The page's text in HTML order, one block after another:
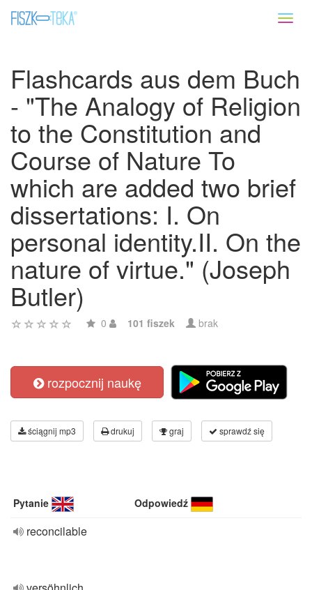
Flashcards aus dem Buch
- "The Analogy of Religion
to the Constitution and
Course of Nature To
which are added two brief
dissertations: I. On
personal identity.II. On the
nature of virtue." (Joseph
Butler)
0 101 fiszek brak
rozpocznij naukę
ściągnij mp3 drukuj graj sprawdź się
Pytanie Odpowiedź
reconcilable